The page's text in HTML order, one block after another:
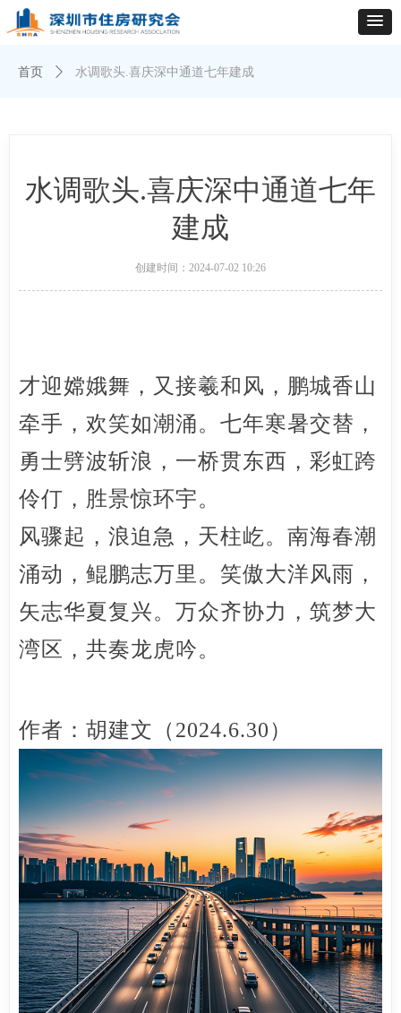
水调歌头.喜庆深中通道七年
建成
才迎嫦娥舞，又接羲和风，鹏城香山
牵手，欢笑如潮涌。七年寒暑交替，
勇士劈波斩浪，一桥贯东西，彩虹跨
伶仃，胜景惊环宇。
风骤起，浪迫急，天柱屹。南海春潮
涌动，鲲鹏志万里。笑傲大洋风雨，
矢志华夏复兴。万众齐协力，筑梦大
湾区，共奏龙虎吟。
作者：胡建文（2024.6.30）
创建时间： 2024-07-02 10:26
首页 ꄲ 水调歌头.喜庆深中通道七年建成